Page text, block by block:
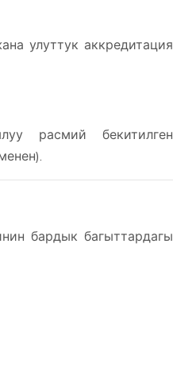
улуттук аккредитация
расмий бекитилген
бардык багыттардагы